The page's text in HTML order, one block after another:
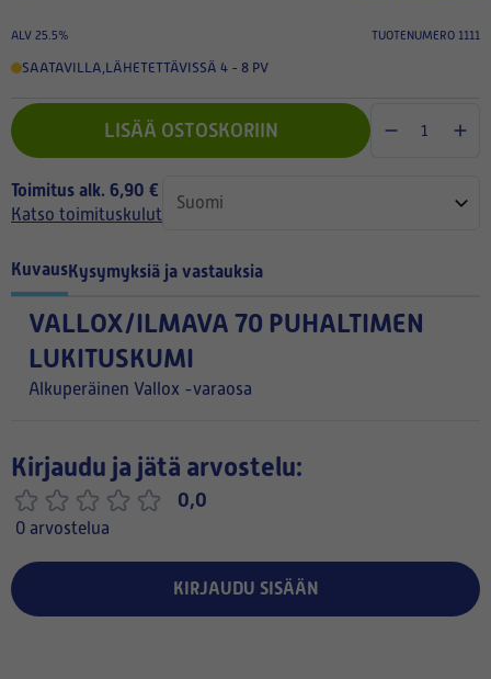
ALV 25.5% TUOTENUMERO 1111
SAATAVILLA,LÄHETETTÄVISSÄ 4 - 8 PV
LISÄÄ OSTOSKORIIN
Toimitus alk. 6,90 €
Katso toimituskulut
KuvausKysymyksiä ja vastauksia
VALLOX/ILMAVA 70 PUHALTIMEN
LUKITUSKUMI
Alkuperäinen Vallox -varaosa
Kirjaudu ja jätä arvostelu:
0,0
0 arvostelua
KIRJAUDU SISÄÄN